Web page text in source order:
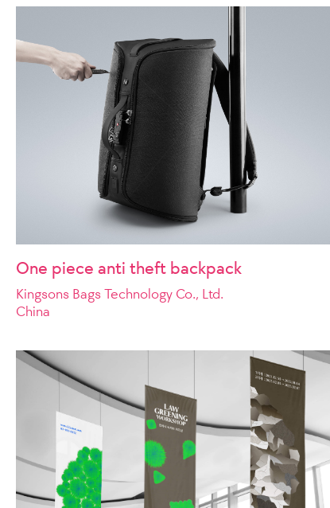
One piece anti theft backpack
Kingsons Bags Technology Co., Ltd.
China